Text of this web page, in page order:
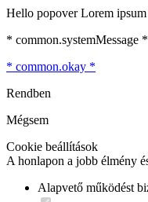
Hello popover Lorem
* common.systemMessage *
* common.okay *
Rendben
Mégsem
Cookie beállítások
A honlapon a jobb élmény
Alapvető működést